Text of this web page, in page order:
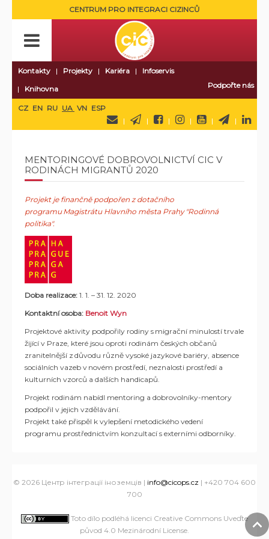
CENTRUM PRO INTEGRACI CIZINCŮ
Kontakty Projekty Kariéra
Infoservis
Knihovna
Podpořte nás
CZ EN RU UA VN ESP
MENTORINGOVÉ DOBROVOLNICTVÍ CIC V
RODINÁCH MIGRANTŮ 2020
Projekt je finančně podpořen z dotačního
programu Magistrátu Hlavního města Prahy "Rodinná
politika".
Doba realizace: 1. 1. – 31. 12. 2020
Kontaktní osoba: Benoit Wyn
Projektové aktivity podpořily rodiny s migrační minulostí trvale
žijící v Praze, které jsou oproti rodinám českých občanů
zranitelnější z důvodu různě vysoké jazykové bariéry, absence
sociálních vazeb v novém prostředí, neznalosti prostředí a
kulturních vzorců a dalších handicapů.
Projekt rodinám nabídl mentoring a dobrovolníky-mentory
podpořil v jejich vzdělávání.
Projekt také přispěl k vylepšení metodického vedení
programu prostřednictvím konzultací s externími odborníky.
© 2026 Центр інтеграції іноземців | info@cicops.cz | +420 704 600
700
Toto dílo podléhá licenci Creative Commons Uveďte
původ 4.0 Mezinárodní License.